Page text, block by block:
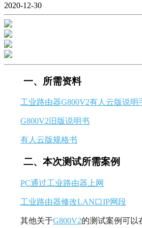
2020-12-30
一、所需资料
工业路由器G800V2有人云版说明
G800V2旧版说明书
有人云版规格书
二、本次测试所需案例
PC通过工业路由器上网
工业路由器修改LAN口IP网段
其他关于G800V2的测试案例可